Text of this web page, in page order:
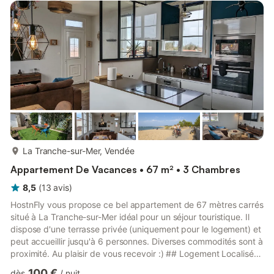
haute sont également disponibles. Cette location de vacances
propose un espace extérieur privé avec un jardin,...
La Tranche-sur-Mer, Vendée
Appartement De Vacances • 67 m² • 3 Chambres
8,5 (13 avis)
HostnFly vous propose ce bel appartement de 67 mètres carrés
situé à La Tranche-sur-Mer idéal pour un séjour touristique. Il
dispose d'une terrasse privée (uniquement pour le logement) et
peut accueillir jusqu'à 6 personnes. Diverses commodités sont à
proximité. Au plaisir de vous recevoir :) ## Logement Localisé